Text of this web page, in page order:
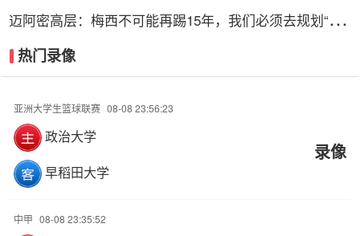
迈阿密高层：梅西不可能再踢15年，我们必须去规划“后
热门录像
亚洲大学生篮球联赛 08-08 23:56:23
政治大学
早稻田大学
录像
中甲 08-08 23:35:52